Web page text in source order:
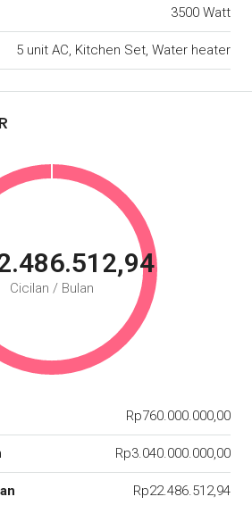
3500 Watt
5 unit AC, Kitchen Set, Water heater
Cicilan / Bulan
Rp760.000.000,00
Rp3.040.000.000,00
Rp22.486.512,94